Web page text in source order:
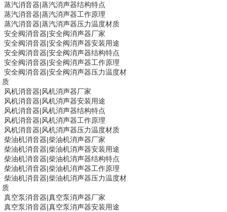
蒸汽消音器|蒸汽消声器结构特点
蒸汽消音器|蒸汽消声器工作原理
蒸汽消音器|蒸汽消声器压力温度材质
安全阀消音器|安全阀消声器厂家
安全阀消音器|安全阀消声器安装用途
安全阀消音器|安全阀消声器结构特点
安全阀消音器|安全阀消声器工作原理
安全阀消音器|安全阀消声器压力温度材
质
风机消音器|风机消声器厂家
风机消音器|风机消声器安装用途
风机消音器|风机消声器结构特点
风机消音器|风机消声器工作原理
风机消音器|风机消声器压力温度材质
柴油机消音器|柴油机消声器厂家
柴油机消音器|柴油机消声器安装用途
柴油机消音器|柴油机消声器结构特点
柴油机消音器|柴油机消声器工作原理
柴油机消音器|柴油机消声器压力温度材
质
真空泵消音器|真空泵消声器厂家
真空泵消音器|真空泵消声器安装用途